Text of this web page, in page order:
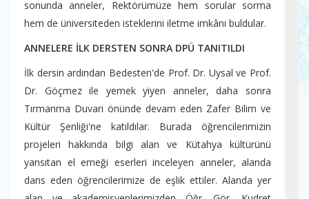
sonunda anneler, Rektörümüze hem sorular sorma
hem de üniversiteden isteklerini iletme imkânı buldular.
ANNELERE İLK DERSTEN SONRA DPÜ TANITILDI
İlk dersin ardından Bedesten'de Prof. Dr. Uysal ve Prof.
Dr. Göçmez ile yemek yiyen anneler, daha sonra
Tırmanma Duvarı önünde devam eden Zafer Bilim ve
Kültür Şenliği'ne katıldılar. Burada öğrencilerimizin
projeleri hakkında bilgi alan ve Kütahya kültürünü
yansıtan el emeği eserleri inceleyen anneler, alanda
dans eden öğrencilerimize de eşlik ettiler. Alanda yer